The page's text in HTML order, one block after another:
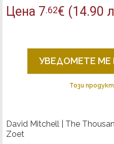
Цена 7.62€ (14.90
УВЕДОМЕТЕ МЕ
Този
David Mitchell | The
Zoet